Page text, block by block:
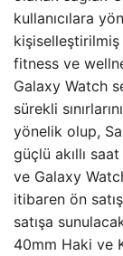
kullanıcılara
kişiselleştirilmiş
fitness ve
Galaxy Watch
sürekli
yönelik olup,
güçlü akıllı
ve Galaxy
itibaren ön
satışa
40mm Haki ve